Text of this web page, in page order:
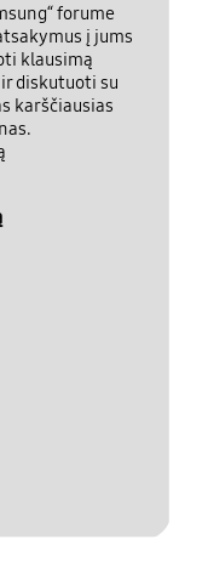
forume
į jums
klausimą
ir diskutuoti su
karščiausias